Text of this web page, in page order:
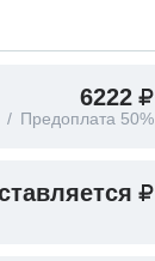
6222
Предоплата 50%